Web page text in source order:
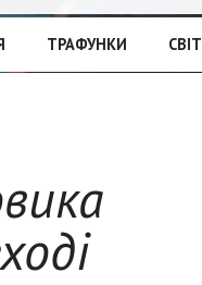
ТРАФУНКИ СВІТ